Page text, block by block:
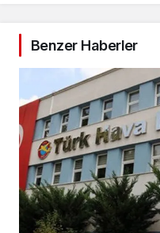
Benzer Haberler